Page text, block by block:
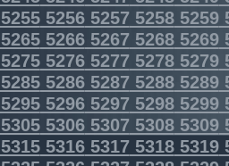
52565257 52585259
52665267 52685269
52765277 52785279
52865287 52885289
52965297 52985299
53065307 53085309
5316531753185319